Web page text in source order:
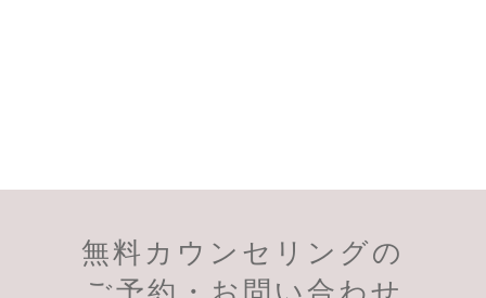
無料カウンセリングの
ご予約・お問い合わせ
会員様のご予約 初診のご予約